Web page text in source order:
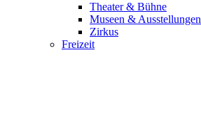
Theater & Bühne
Museen & Ausstellungen
Zirkus
Freizeit